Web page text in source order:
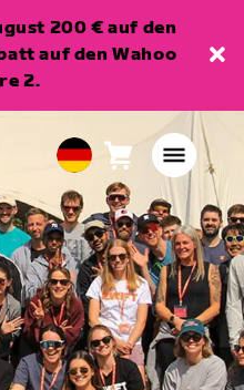
200 € auf den
auf den Wahoo
2.
European
Union
Deutsch
Warenkorb
Artikel